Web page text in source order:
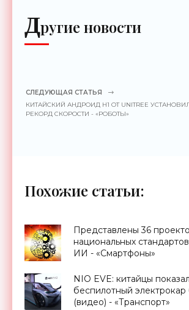
Другие новости
СЛЕДУЮЩАЯ СТАТЬЯ
КИТАЙСКИЙ АНДРОИД H1 ОТ UNITREE
РЕКОРД СКОРОСТИ - «РОБОТЫ»
Похожие статьи:
Представлены 36
национальных
ИИ - «Смартфоны»
NIO EVE: китайцы
беспилотный
(видео) - «Транспорт»